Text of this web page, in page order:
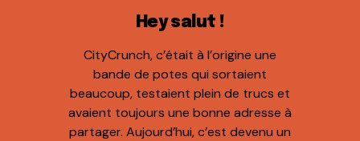
Hey salut !
CityCrunch, c’était à l’origine une
bande de potes qui sortaient
beaucoup, testaient plein de trucs et
avaient toujours une bonne adresse à
partager. Aujourd’hui, c’est devenu un